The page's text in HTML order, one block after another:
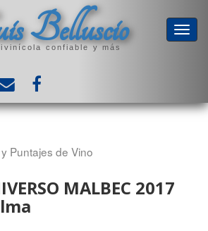
Belluscio
confiable y más
Puntajes de Vino
MALBEC 2017